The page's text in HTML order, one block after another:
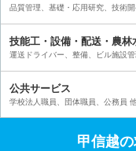
品質管理、基礎・応用研究、技術
技能工・設備・配送・農林
運送ドライバー、整備、ビル施設
公共サービス
学校法人職員、団体職員、公務員
甲信越